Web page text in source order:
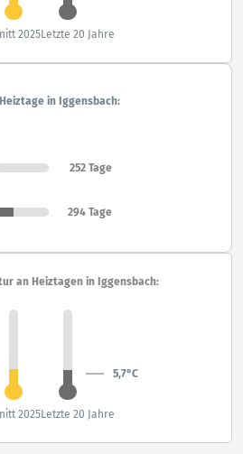
2025Letzte 20 Jahre
in Iggensbach:
252 Tage
294 Tage
an Heiztagen in Iggensbach:
5,7°C
2025Letzte 20 Jahre